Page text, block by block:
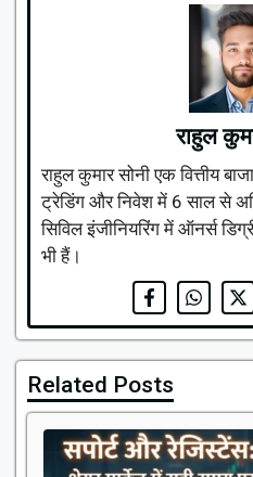
राहुल
राहुल कुमार सोनी एक वित्तीय
ट्रेडिंग और निवेश में 6 साल से
सिविल इंजीनियरिंग में ऑनर्स
भी हैं।
Related Posts